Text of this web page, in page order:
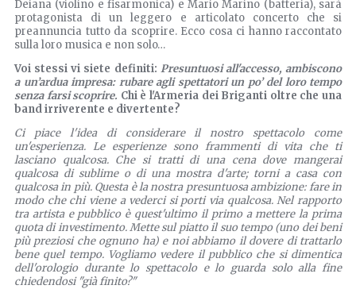
Deiana (violino e fisarmonica) e Mario Marino (batteria), sarà
protagonista di un leggero e articolato concerto che si
preannuncia tutto da scoprire. Ecco cosa ci hanno raccontato
sulla loro musica e non solo…
Voi stessi vi siete definiti: Presuntuosi all'accesso, ambiscono
a un’ardua impresa: rubare agli spettatori un po’ del loro tempo
senza farsi scoprire. Chi è l'Armeria dei Briganti oltre che una
band irriverente e divertente?
Ci piace l'idea di considerare il nostro spettacolo come
un'esperienza. Le esperienze sono frammenti di vita che ti
lasciano qualcosa. Che si tratti di una cena dove mangerai
qualcosa di sublime o di una mostra d'arte; torni a casa con
qualcosa in più. Questa è la nostra presuntuosa ambizione: fare in
modo che chi viene a vederci si porti via qualcosa. Nel rapporto
tra artista e pubblico è quest'ultimo il primo a mettere la prima
quota di investimento. Mette sul piatto il suo tempo (uno dei beni
più preziosi che ognuno ha) e noi abbiamo il dovere di trattarlo
bene quel tempo. Vogliamo vedere il pubblico che si dimentica
dell'orologio durante lo spettacolo e lo guarda solo alla fine
chiedendosi "già finito?"